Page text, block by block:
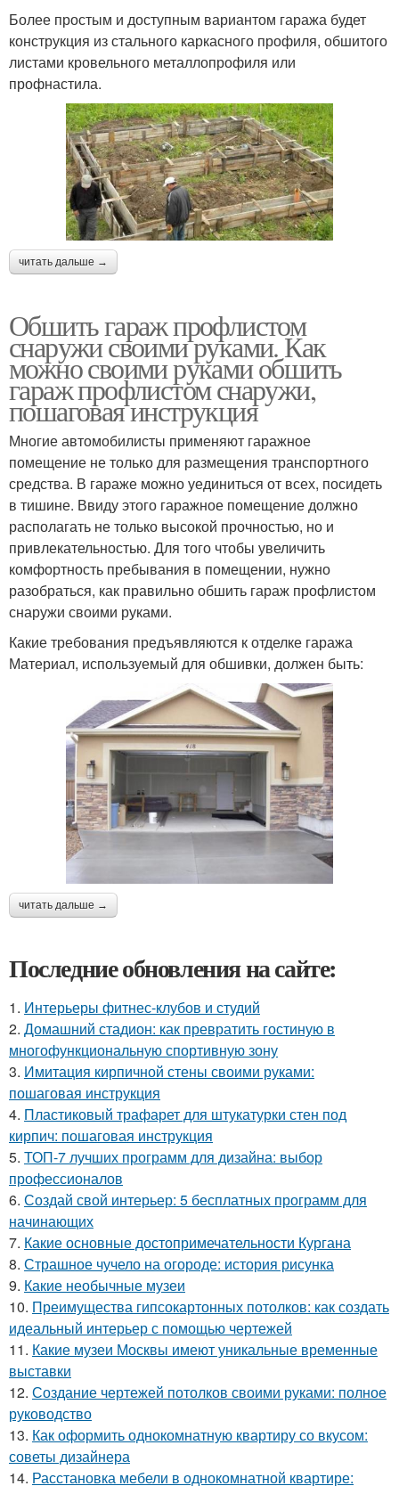
Более простым и доступным вариантом гаража будет
конструкция из стального каркасного профиля, обшитого
листами кровельного металлопрофиля или
профнастила.
читать дальше →
Обшить гараж профлистом
снаружи своими руками. Как
можно своими руками обшить
гараж профлистом снаружи,
пошаговая инструкция
Многие автомобилисты применяют гаражное
помещение не только для размещения транспортного
средства. В гараже можно уединиться от всех, посидеть
в тишине. Ввиду этого гаражное помещение должно
располагать не только высокой прочностью, но и
привлекательностью. Для того чтобы увеличить
комфортность пребывания в помещении, нужно
разобраться, как правильно обшить гараж профлистом
снаружи своими руками.
Какие требования предъявляются к отделке гаража
Материал, используемый для обшивки, должен быть:
читать дальше →
Последние обновления на сайте:
1. Интерьеры фитнес-клубов и студий
2. Домашний стадион: как превратить гостиную в
многофункциональную спортивную зону
3. Имитация кирпичной стены своими руками:
пошаговая инструкция
4. Пластиковый трафарет для штукатурки стен под
кирпич: пошаговая инструкция
5. ТОП-7 лучших программ для дизайна: выбор
профессионалов
6. Создай свой интерьер: 5 бесплатных программ для
начинающих
7. Какие основные достопримечательности Кургана
8. Страшное чучело на огороде: история рисунка
9. Какие необычные музеи
10. Преимущества гипсокартонных потолков: как создать
идеальный интерьер с помощью чертежей
11. Какие музеи Москвы имеют уникальные временные
выставки
12. Создание чертежей потолков своими руками: полное
руководство
13. Как оформить однокомнатную квартиру со вкусом:
советы дизайнера
14. Расстановка мебели в однокомнатной квартире: